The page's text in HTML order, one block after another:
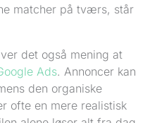
matcher på tværs, står
det også mening at
Ads. Annoncer kan
den organiske
ofte en mere realistisk